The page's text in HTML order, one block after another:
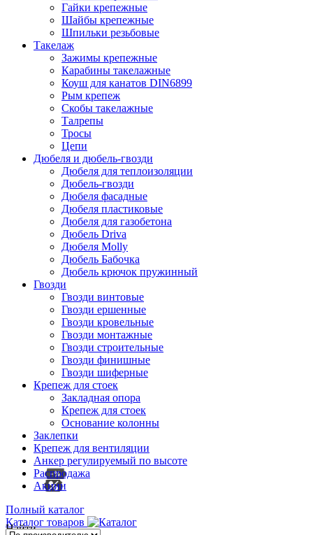
Гайки крепежные
Шайбы крепежные
Шпильки резьбовые
Такелаж
Зажимы крепежные
Карабины такелажные
Коуш для канатов DIN6899
Рым крепеж
Скобы такелажные
Талрепы
Тросы
Цепи
Дюбеля и дюбель-гвозди
Дюбеля для теплоизоляции
Дюбель-гвозди
Дюбеля фасадные
Дюбеля пластиковые
Дюбеля для газобетона
Дюбель Driva
Дюбеля Molly
Дюбель Бабочка
Дюбель крючок пружинный
Гвозди
Гвозди винтовые
Гвозди ершенные
Гвозди кровельные
Гвозди монтажные
Гвозди строительные
Гвозди финишные
Гвозди шиферные
Крепеж для стоек
Закладная опора
Крепеж для стоек
Основание колонны
Заклепки
Крепеж для вентиляции
Анкер регулируемый по высоте
Распродажа
Акции
Полный каталог
Каталог товаров
Найти